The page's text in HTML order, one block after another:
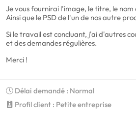
Je vous fournirai l'image, le titre, le nom
Ainsi que le PSD de l'un de nos autre
Si le travail est concluant, j'ai d'autres
et des demandes régulières.
Merci !
Délai demandé : Normal
Profil client : Petite entreprise